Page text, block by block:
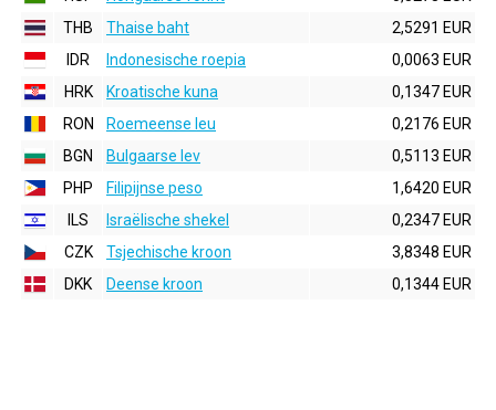
THB
Thaise baht
2,5291 EUR
IDR
Indonesische roepia
0,0063 EUR
HRK
Kroatische kuna
0,1347 EUR
RON
Roemeense leu
0,2176 EUR
BGN
Bulgaarse lev
0,5113 EUR
PHP
Filipijnse peso
1,6420 EUR
ILS
Israëlische shekel
0,2347 EUR
CZK
Tsjechische kroon
3,8348 EUR
DKK
Deense kroon 0,1344 EUR